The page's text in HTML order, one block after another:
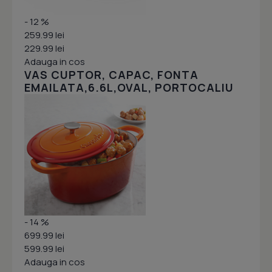
- 12 %
259.99 lei
229.99 lei
Adauga in cos
VAS CUPTOR, CAPAC, FONTA
EMAILATA,6.6L,OVAL, PORTOCALIU
- 14 %
699.99 lei
599.99 lei
Adauga in cos